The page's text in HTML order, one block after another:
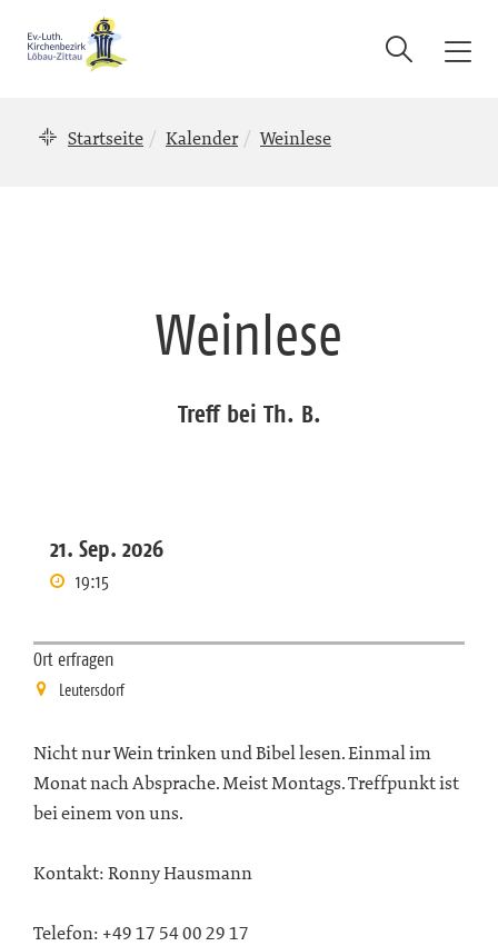
T
Suche
Startseite Kalender Weinlese
Weinlese
Treff bei Th. B.
21. Sep. 2026
19:15
Ort erfragen
Leutersdorf
Nicht nur Wein trinken und Bibel lesen. Einmal im
Monat nach Absprache. Meist Montags. Treffpunkt ist
bei einem von uns.
Kontakt: Ronny Hausmann
Telefon: +49 17 54 00 29 17